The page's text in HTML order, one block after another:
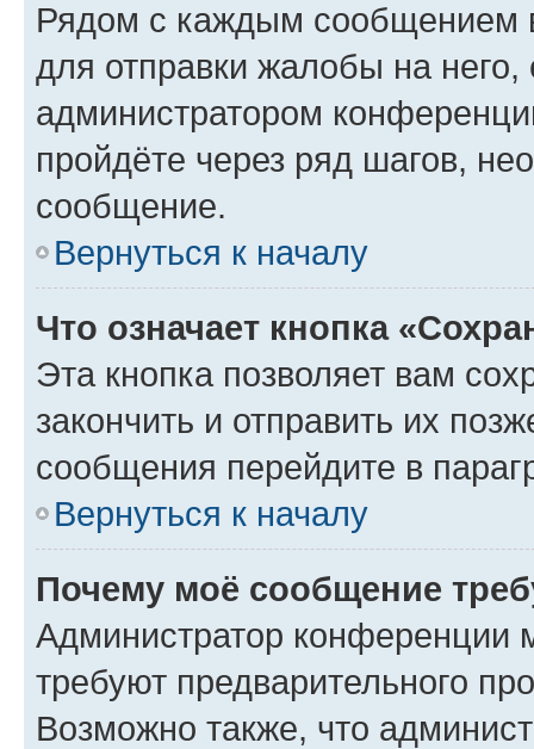
Рядом с каждым сообщением
для отправки жалобы на
администратором
пройдёте через ряд шагов,
сообщение.
Вернуться к началу
Что означает кнопка
Эта кнопка позволяет вам
закончить и отправить их
сообщения перейдите в
Вернуться к началу
Почему моё сообщение
Администратор конференции
требуют предварительного
Возможно также, что